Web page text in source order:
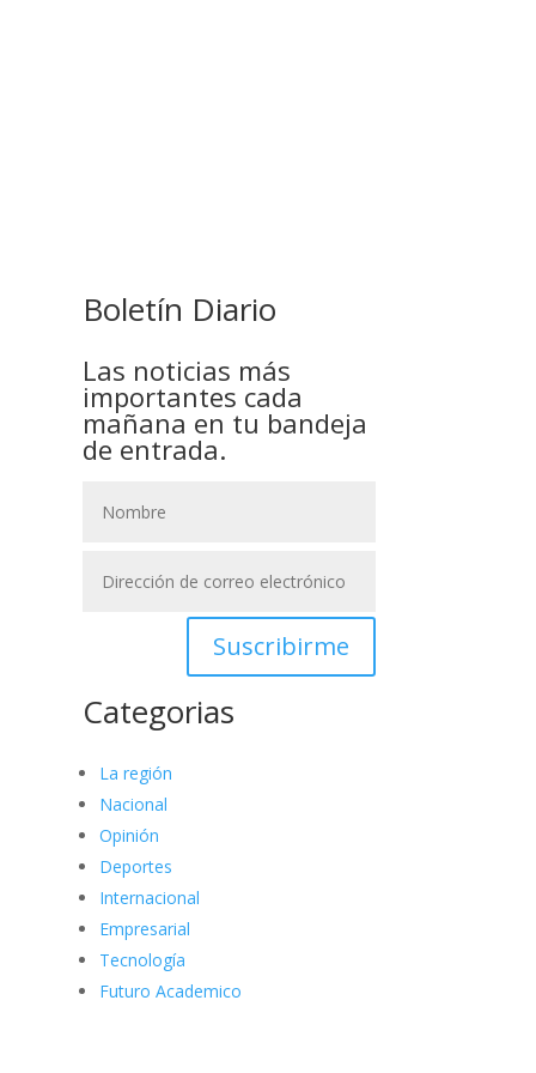
Boletín Diario
Las noticias más
importantes cada
mañana en tu bandeja
de entrada.
Suscribirme
Categorias
La región
Nacional
Opinión
Deportes
Internacional
Empresarial
Tecnología
Futuro Academico